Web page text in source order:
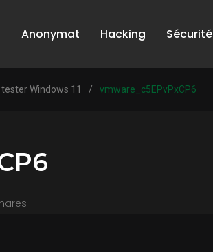
Anonymat Hacking Sécurité
Windows 11 / vmware_c5EPvPxCP6